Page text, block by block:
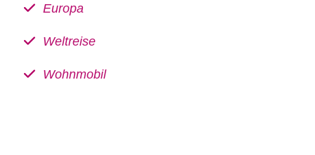
Europa
Weltreise
Wohnmobil